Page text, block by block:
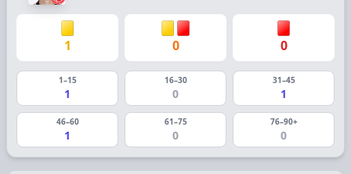
1 0 0
1–15
1
16–30
0
31–45
1
46–60
1
61–75
0
76–90+
0